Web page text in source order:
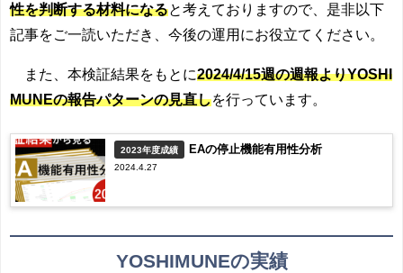
性を判断する材料になると考えておりますので、是非以下
記事をご一読いただき、今後の運用にお役立てください。
また、本検証結果をもとに2024/4/15週の週報よりYOSHI
MUNEの報告パターンの見直しを行っています。
2023年度成績 EAの停止機能有用性分析
2024.4.27
YOSHIMUNEの実績